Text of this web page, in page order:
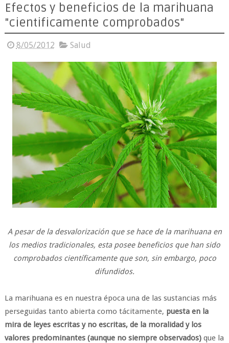
Efectos y beneficios de la marihuana
"cientificamente comprobados"
8/05/2012 Salud
A pesar de la desvalorización que se hace de la marihuana en
los medios tradicionales, esta posee beneficios que han sido
comprobados científicamente que son, sin embargo, poco
difundidos.
La marihuana es en nuestra época una de las sustancias más
perseguidas tanto abierta como tácitamente, puesta en la
mira de leyes escritas y no escritas, de la moralidad y los
valores predominantes (aunque no siempre observados)que la